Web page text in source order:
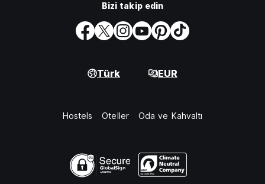
Bizi takip edin
Türk EUR
Hostels Oteller Oda ve Kahvaltı